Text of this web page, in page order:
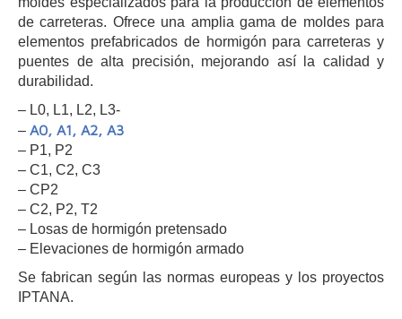
de carreteras. Ofrece una amplia gama de moldes para
elementos prefabricados de hormigón para carreteras y
puentes de alta precisión, mejorando así la calidad y
durabilidad.
– L0, L1, L2, L3-
– A0, A1, A2, A3
– P1, P2
– C1, C2, C3
– CP2
– C2, P2, T2
– Losas de hormigón pretensado
– Elevaciones de hormigón armado
Se fabrican según las normas europeas y los proyectos
IPTANA.